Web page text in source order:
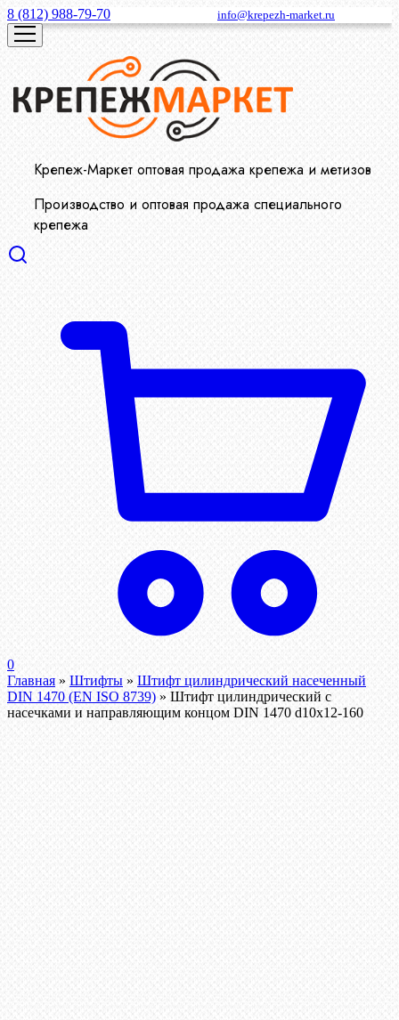
8 (812) 988-79-70 info@krepezh-market.ru
Крепеж-Маркет оптовая продажа крепежа и метизов
Производство и оптовая продажа специального
крепежа
0
Главная » Штифты » Штифт цилиндрический насеченный
DIN 1470 (EN ISO 8739) » Штифт цилиндрический с
насечками и направляющим концом DIN 1470 d10х12-160